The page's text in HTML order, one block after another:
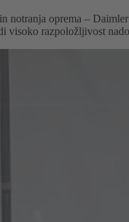
oprema –
razpoložljivost